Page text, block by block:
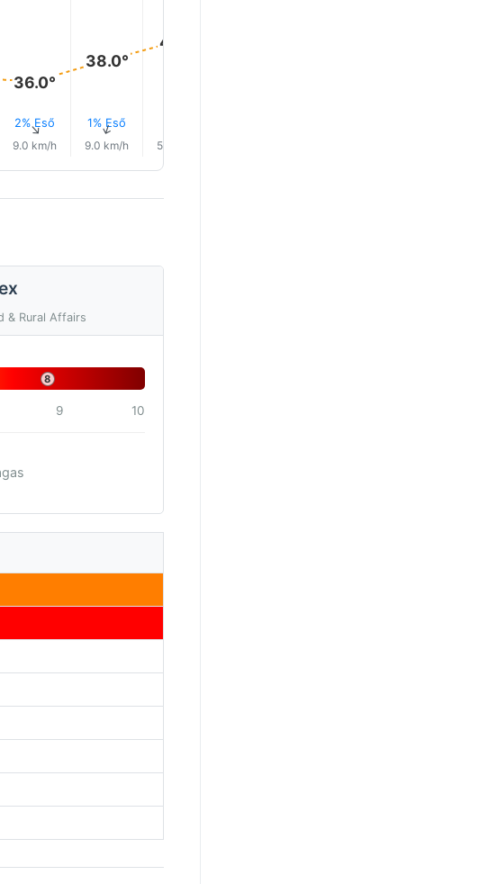
36.0°
2% Eső
↑
9.0 km/h
38.0°
1% Eső
↑
9.0 km/h
41.0°
5.0 km/h
& Rural Affairs
8
9 10